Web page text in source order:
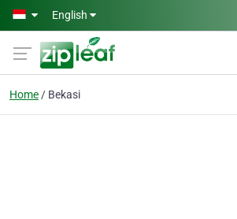
Skip to main content
English
Home Bekasi